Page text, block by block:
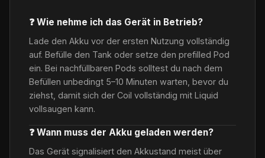
❓ Wie nehme ich das Gerät in Betrieb?
Lade den Akku vor der ersten Nutzung vollständig
auf. Befülle den Tank oder setze den prefilled Pod
ein. Bei nachfüllbaren Pods solltest du nach dem
Befüllen unbedingt 5–10 Minuten warten, bevor du
ziehst, damit sich der Coil vollständig mit Liquid
vollsaugen kann.
❓ Wann muss der Akku geladen werden?
Das Gerät signalisiert den Akkustand meist über